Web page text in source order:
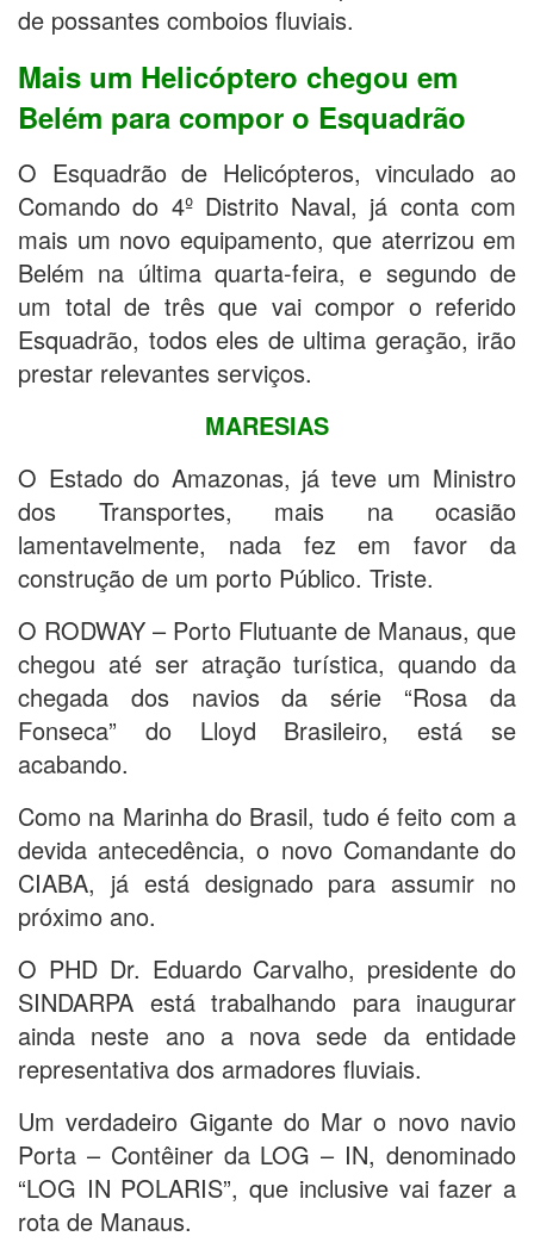
de possantes comboios fluviais.
Mais um Helicóptero chegou em
Belém para compor o Esquadrão
O Esquadrão de Helicópteros, vinculado ao
Comando do 4º Distrito Naval, já conta com
mais um novo equipamento, que aterrizou em
Belém na última quarta-feira, e segundo de
um total de três que vai compor o referido
Esquadrão, todos eles de ultima geração, irão
prestar relevantes serviços.
MARESIAS
O Estado do Amazonas, já teve um Ministro
dos Transportes, mais na ocasião
lamentavelmente, nada fez em favor da
construção de um porto Público. Triste.
O RODWAY – Porto Flutuante de Manaus, que
chegou até ser atração turística, quando da
chegada dos navios da série “Rosa da
Fonseca” do Lloyd Brasileiro, está se
acabando.
Como na Marinha do Brasil, tudo é feito com a
devida antecedência, o novo Comandante do
CIABA, já está designado para assumir no
próximo ano.
O PHD Dr. Eduardo Carvalho, presidente do
SINDARPA está trabalhando para inaugurar
ainda neste ano a nova sede da entidade
representativa dos armadores fluviais.
Um verdadeiro Gigante do Mar o novo navio
Porta – Contêiner da LOG – IN, denominado
“LOG IN POLARIS”, que inclusive vai fazer a
rota de Manaus.